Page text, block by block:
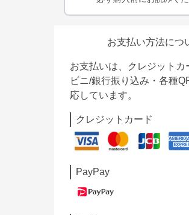
お支払い方法につ
お支払いは、クレジットカ
ビニ/銀行振り込み・各種
応しています。
クレジットカード
PayPay